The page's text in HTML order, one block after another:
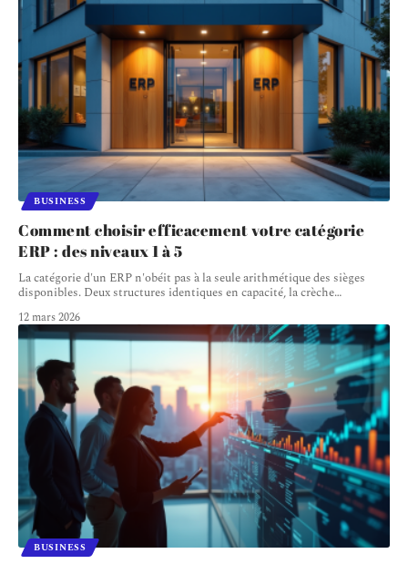
BUSINESS
Comment choisir efficacement votre catégorie
ERP : des niveaux 1 à 5
La catégorie d'un ERP n'obéit pas à la seule arithmétique des sièges
disponibles. Deux structures identiques en capacité, la crèche…
12 mars 2026
BUSINESS